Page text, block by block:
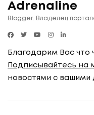
Adrenaline
Blogger. Владелец
Благодарим Вас что
Подписывайтесь на
новостями с вашими